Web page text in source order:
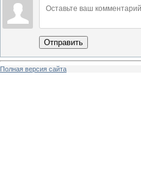
Отправить
Полная версия сайта